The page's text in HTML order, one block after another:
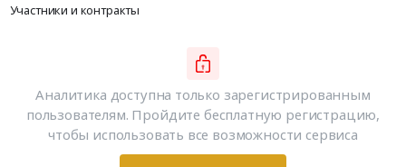
Участники и контракты
Аналитика доступна только зарегистрированным
пользователям. Пройдите бесплатную регистрацию,
чтобы использовать все возможности сервиса